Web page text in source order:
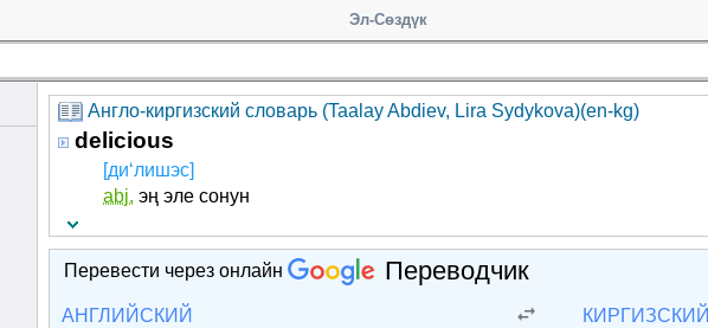
Эл-Сөздүк
Англо-киргизский словарь (Taalay Abdiev, Lira Sydykova)(en-kg)
delicious
[ди‘лишэс]
abj. эң эле сонун
Перевести через онлайн Переводчик
АНГЛИЙСКИЙ КИРГИЗСКИЙ